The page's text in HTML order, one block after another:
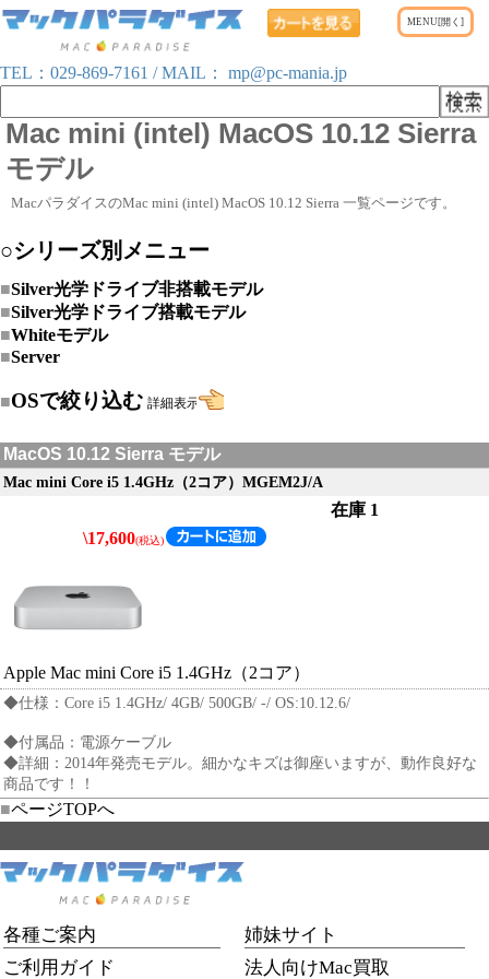
TEL： 029-869-7161 / MAIL： mp@pc-mania.jp
Mac mini (intel) MacOS 10.12 Sierra
モデル
MacパラダイスのMac mini (intel) MacOS 10.12 Sierra 一覧ページです。
○シリーズ別メニュー
■Silver光学ドライブ非搭載モデル
■Silver光学ドライブ搭載モデル
■Whiteモデル
■Server
■OSで絞り込む 詳細表示
MacOS 10.12 Sierra モデル
Mac mini Core i5 1.4GHz（2コア）MGEM2J/A
在庫 1
\17,600(税込)
Apple Mac mini Core i5 1.4GHz（2コア）
◆仕様：Core i5 1.4GHz/ 4GB/ 500GB/ -/ OS:10.12.6/
◆付属品：電源ケーブル
◆詳細：2014年発売モデル。細かなキズは御座いますが、動作良好な
商品です！！
■ページTOPへ
各種ご案内
ご利用ガイド
姉妹サイト
法人向けMac買取